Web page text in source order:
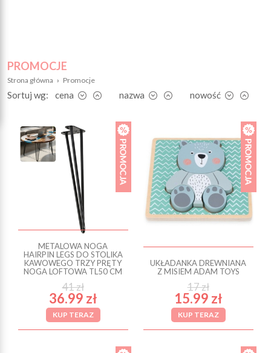
PROMOCJE
Strona główna › Promocje
Sortuj wg: cena nazwa nowość
METALOWA NOGA
HAIRPIN LEGS DO STOLIKA
KAWOWEGO TRZY PRĘTY
NOGA LOFTOWA TL50 CM
41 zł
36.99 zł
KUP TERAZ
UKŁADANKA DREWNIANA
Z MISIEM ADAM TOYS
17 zł
15.99 zł
KUP TERAZ